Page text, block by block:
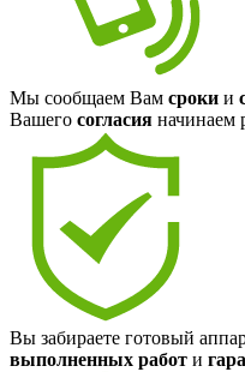
Мы сообщаем Вам сроки и
Вашего согласия начинаем
Вы забираете готовый
выполненных работ и